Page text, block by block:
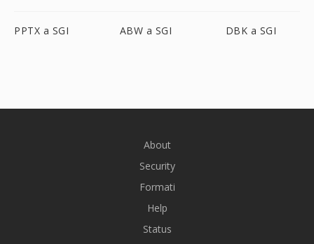
PPTX a SGI ABW a SGI DBK a SGI
About
Security
Formati
Help
Status